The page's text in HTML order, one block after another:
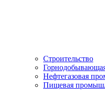
Строительство
Нефтегазовая
Пищевая